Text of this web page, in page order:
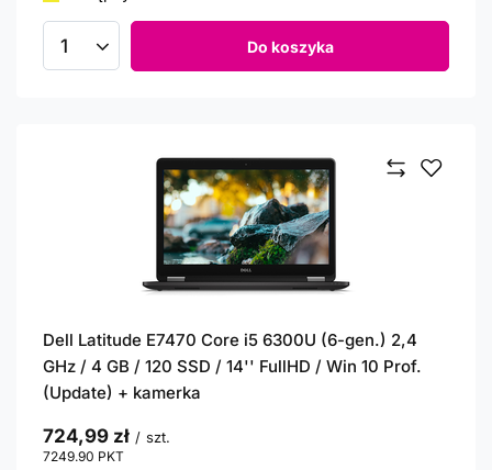
Ilość produktów Do koszyka
Dell Latitude E7470 Core i5 6300U (6-gen.) 2,4
GHz / 4 GB / 120 SSD / 14'' FullHD / Win 10 Prof.
(Update) + kamerka
724,99 zł / szt.
7249.90 PKT